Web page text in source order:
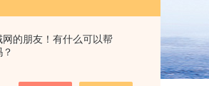
网的朋友！有什么可以帮